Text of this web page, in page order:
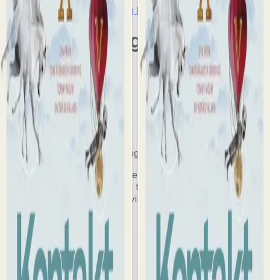
Kontakt påbygging Elev-og lærernettsted
Kontakt Påbygging
(K06/13)
Norsk påbygging Vg3
Videregående skole
Grunnbok
Yrkesfag
Yrkesfag Vg3 påbygging
Kontakt Påbygging er nyskrevet for påbyggingskurset
Vg3. Verket følger i sporene til Kontakt Vg1–Vg2, men
kan brukes uavhengig av hvilket verk elevene har brukt
tidligere.
Om verket
Les mer